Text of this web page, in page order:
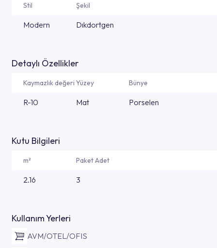
Stil Şekil
Modern Dıkdortgen
Detaylı Özellikler
Kaymazlık değeri Yüzey Bünye
R-10 Mat Porselen
Kutu Bilgileri
m² Paket Adet
2.16 3
Kullanım Yerleri
AVM/OTEL/OFIS